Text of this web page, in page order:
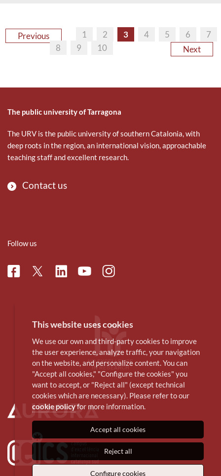
Previous 1 2 3 4 5 6
7
8
9 10 Next
The public university of Tarragona
The URV is the public university of southern Catalonia, with
deep roots in the region, an international vision, approachable
teaching staff and excellent research.
Contact us
Follow us
FacebookTwitterLinkedinYoutubeInstagram
This website uses cookies
We use our own and third-party cookies to improve
the user experience, analyze traffic, your navigation
on the website, and personalize content. You can
"Accept all cookies," "Configure the cookies" you
want to accept, or "Reject all" (except technical
cookies which are necessary). Please refer to our
cookie policyfor more information.
Accept all cookies
Reject all
Configure cookies